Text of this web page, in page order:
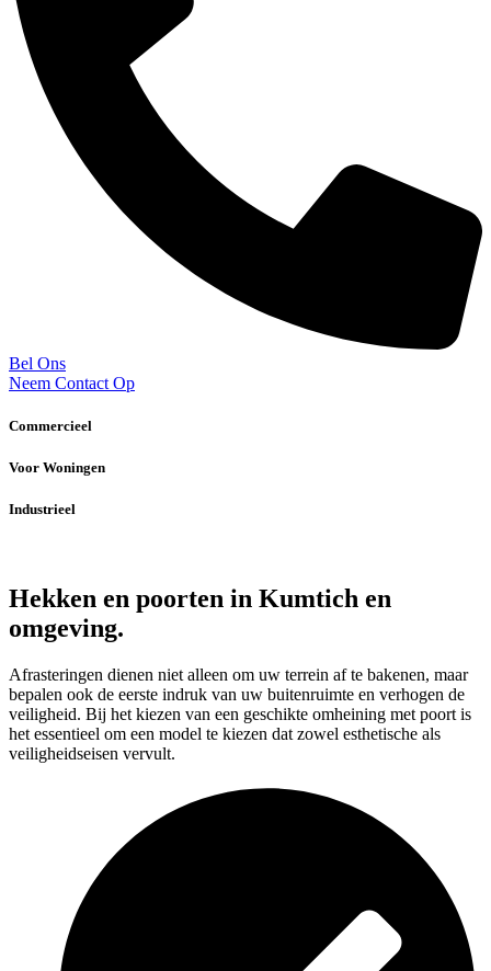
Bel Ons
Neem Contact Op
Commercieel
Voor Woningen
Industrieel
Hekken en poorten in Kumtich en
omgeving.
Afrasteringen dienen niet alleen om uw terrein af te bakenen, maar
bepalen ook de eerste indruk van uw buitenruimte en verhogen de
veiligheid. Bij het kiezen van een geschikte omheining met poort is
het essentieel om een model te kiezen dat zowel esthetische als
veiligheidseisen vervult.